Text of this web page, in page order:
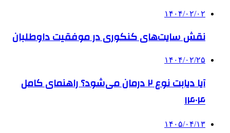
۱۴۰۴/۰۲/۰۲
نقش سایت‌های کنکوری در موفقیت داوطلبان
۱۴۰۴/۰۲/۲۵
آیا دیابت نوع ۲ درمان می‌شود؟ راهنمای کامل
۱۴۰۴
۱۴۰۵/۰۴/۱۳